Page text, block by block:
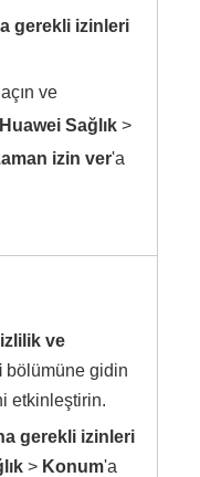
gerekli izinleri
açın ve
Huawei Sağlık >
izin ver'a
ve
bölümüne gidin
etkinleştirin.
gerekli izinleri
> Konum'a